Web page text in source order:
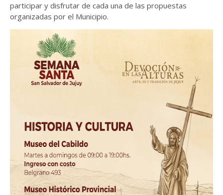
participar y disfrutar de cada una de las propuestas
organizadas por el Municipio.